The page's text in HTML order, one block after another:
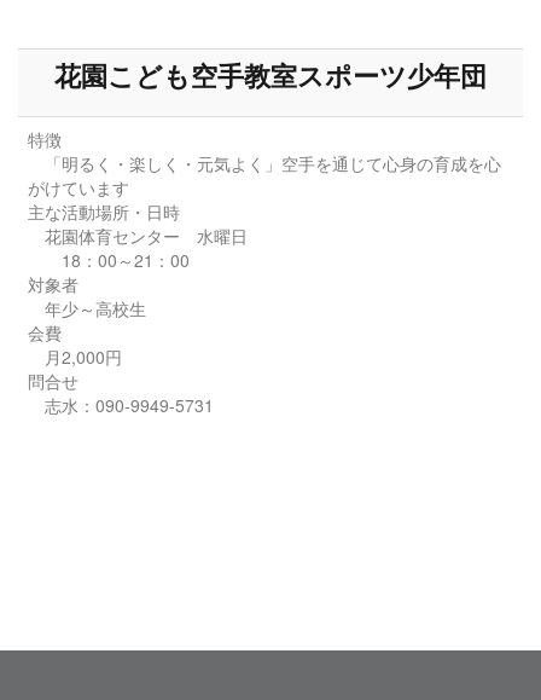
花園こども空手教室スポーツ少年団
特徴
「明るく・楽しく・元気よく」空手を通じて心身の育成を心
がけています
主な活動場所・日時
花園体育センター 水曜日
18：00～21：00
対象者
年少～高校生
会費
月2,000円
問合せ
志水：090-9949-5731